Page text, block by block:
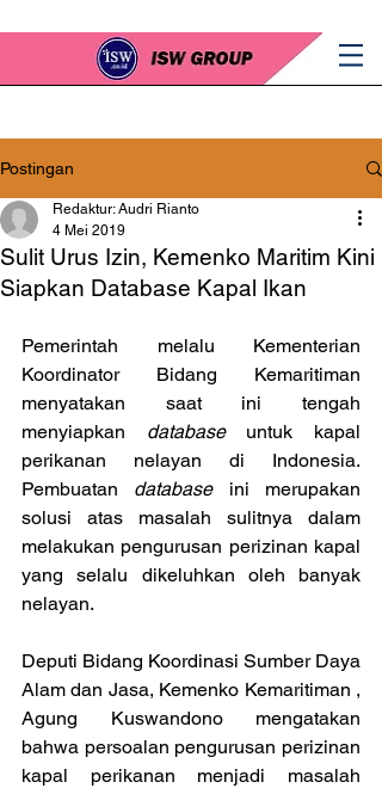
Postingan
Sulit Urus Izin, Kemenko Maritim Kini
Siapkan Database Kapal Ikan
Redaktur: Audri Rianto
4 Mei 2019
Pemerintah melalu Kementerian
Koordinator Bidang Kemaritiman
menyatakan saat ini tengah
menyiapkan database untuk kapal
perikanan nelayan di Indonesia.
Pembuatan database ini merupakan
solusi atas masalah sulitnya dalam
melakukan pengurusan perizinan kapal
yang selalu dikeluhkan oleh banyak
nelayan.
Deputi Bidang Koordinasi Sumber Daya
Alam dan Jasa, Kemenko Kemaritiman ,
Agung Kuswandono mengatakan
bahwa persoalan pengurusan perizinan
kapal perikanan menjadi masalah